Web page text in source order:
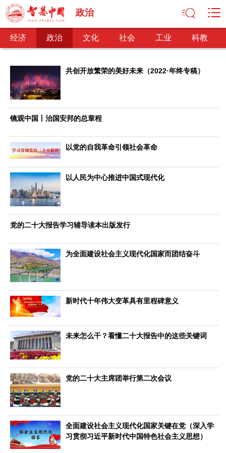
政治
经济 政治 文化 社会 工业 科教
经济
经济观察 产业纵横 区域经济 新锐视点
发展理念
深化改革 依法治国
网文推荐
文化
文化观察
智海钩沉
社会
社会治理 社会保障
工业
装备制造 智能制造 制造2025 大国工匠
科技观察 创新前沿 智慧教育 职业教育
三农
智慧农业
国防
国防建设 军民融合
国际
中国与世界 国际视点
共创开放繁荣的美好未来（2022·年终专稿）
镜观中国丨治国安邦的总章程
以党的自我革命引领社会革命
以人民为中心推进中国式现代化
党的二十大报告学习辅导读本出版发行
为全面建设社会主义现代化国家而团结奋斗
新时代十年伟大变革具有里程碑意义
未来怎么干？看懂二十大报告中的这些关键词
党的二十大主席团举行第二次会议
全面建设社会主义现代化国家关键在党（深入学
习贯彻习近平新时代中国特色社会主义思想）